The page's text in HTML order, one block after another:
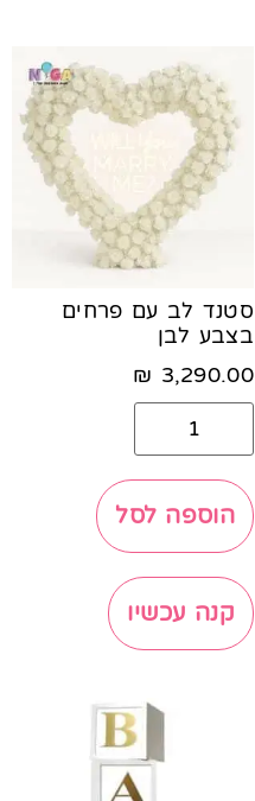
סטנד לב עם פרחים
בצבע לבן
3,290.00
₪
הוספה לסל
קנה עכשיו